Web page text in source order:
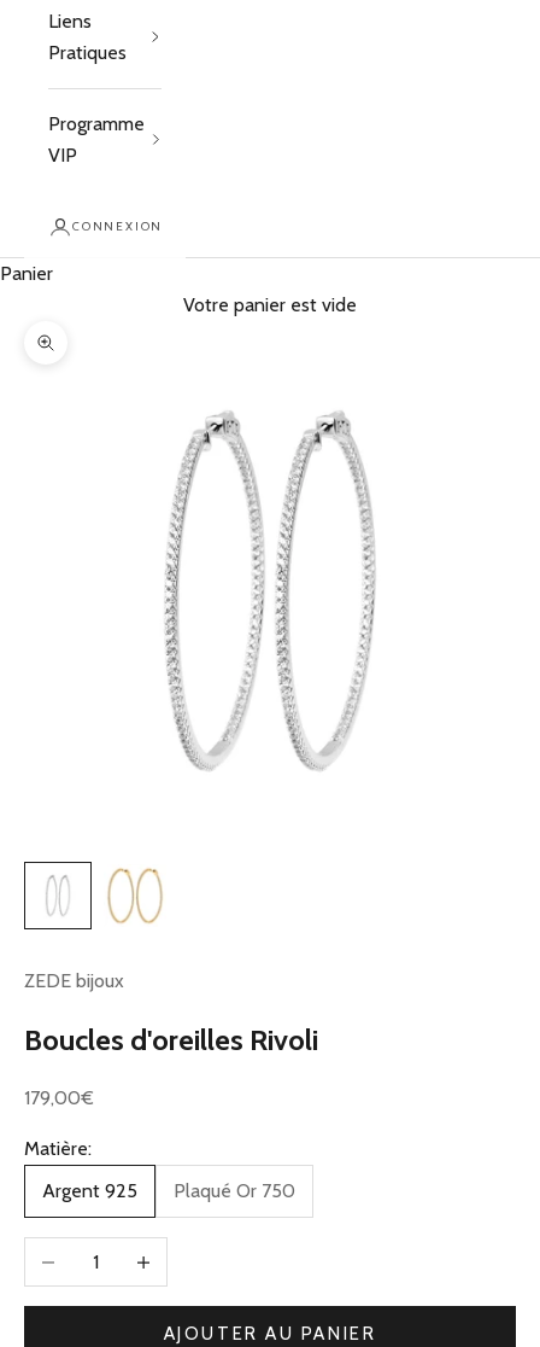
Liens
Pratiques
Programme
VIP
CONNEXION
Panier
Votre panier est vide
Zoomer sur l'image
ZEDE bijoux
Boucles d'oreilles Rivoli
Prix de vente
179,00€
Matière:
Argent 925
Plaqué Or 750
Diminuer la quantitéAugmenter la quantité
AJOUTER AU PANIER